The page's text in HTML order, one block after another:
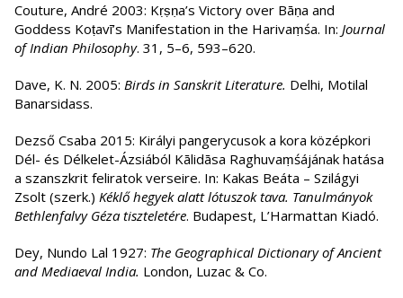
Couture, André 2003: Kṛṣṇa’s Victory over Bāṇa and
Goddess Koṭavī’s Manifestation in the Harivaṃśa. In: Journal
of Indian Philosophy. 31, 5–6, 593–620.
Dave, K. N. 2005: Birds in Sanskrit Literature. Delhi, Motilal
Banarsidass.
Dezső Csaba 2015: Királyi pangerycusok a kora középkori
Dél- és Délkelet-Ázsiából Kālidāsa Raghuvaṃśájának hatása
a szanszkrit feliratok verseire. In: Kakas Beáta – Szilágyi
Zsolt (szerk.) Kéklő hegyek alatt lótuszok tava. Tanulmányok
Bethlenfalvy Géza tiszteletére. Budapest, L’Harmattan Kiadó.
Dey, Nundo Lal 1927: The Geographical Dictionary of Ancient
and Mediaeval India. London, Luzac & Co.